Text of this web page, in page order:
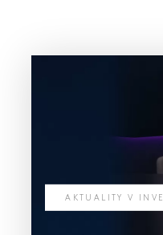
AKTUALITY V